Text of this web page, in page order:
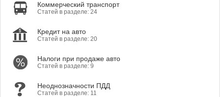
Коммерческий транспорт
Статей в разделе: 24
Кредит на авто
Статей в разделе: 20
Налоги при продаже авто
Статей в разделе: 9
Неоднозначности ПДД
Статей в разделе: 11